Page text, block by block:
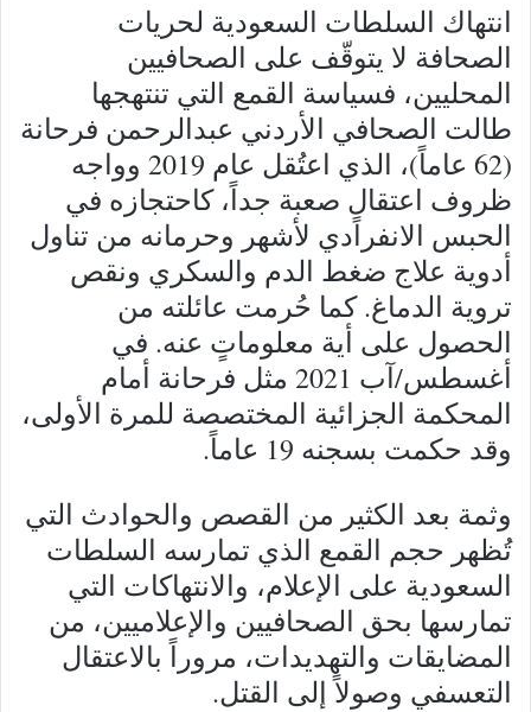
انتهاك السلطات السعودية لحريات
الصحافة لا يتوقّف على الصحافيين
المحليين، فسياسة القمع التي تنتهجها
طالت الصحافي الأردني عبدالرحمن فرحانة
(62 عاماً)، الذي اعتُقل عام 2019 وواجه
ظروف اعتقالٍ صعبة جداً، كاحتجازه في
الحبس الانفرادي لأشهر وحرمانه من تناول
أدوية علاج ضغط الدم والسكري ونقص
تروية الدماغ. كما حُرمت عائلته من
الحصول على أية معلوماتٍ عنه. في
أغسطس/آب 2021 مثل فرحانة أمام
المحكمة الجزائية المختصصة للمرة الأولى،
وقد حكمت بسجنه 19 عاماً.
وثمة بعد الكثير من القصص والحوادث التي
تُظهر حجم القمع الذي تمارسه السلطات
السعودية على الإعلام، والانتهاكات التي
تمارسها بحق الصحافيين والإعلاميين، من
المضايقات والتهديدات، مروراً بالاعتقال
التعسفي وصولاً إلى القتل.